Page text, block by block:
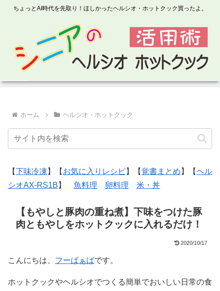
ちょっとAI時代を先取り！ほしかったヘルシオ・ホットクック買ったよ。
ホーム ヘルシオ・ホットクック
【下味冷凍 】【 お気に入りレシピ】【覚書まとめ 】【ヘル
シオAX-RS1B 】 魚料理 卵料理 米・丼
【もやしと豚肉の重ね煮】下味をつけた豚
肉ともやしをホットクックに入れるだけ！
2020/10/17
こんにちは、 フーばぁばです。
ホットクックやヘルシオでつくる簡単でおいしい日常の食